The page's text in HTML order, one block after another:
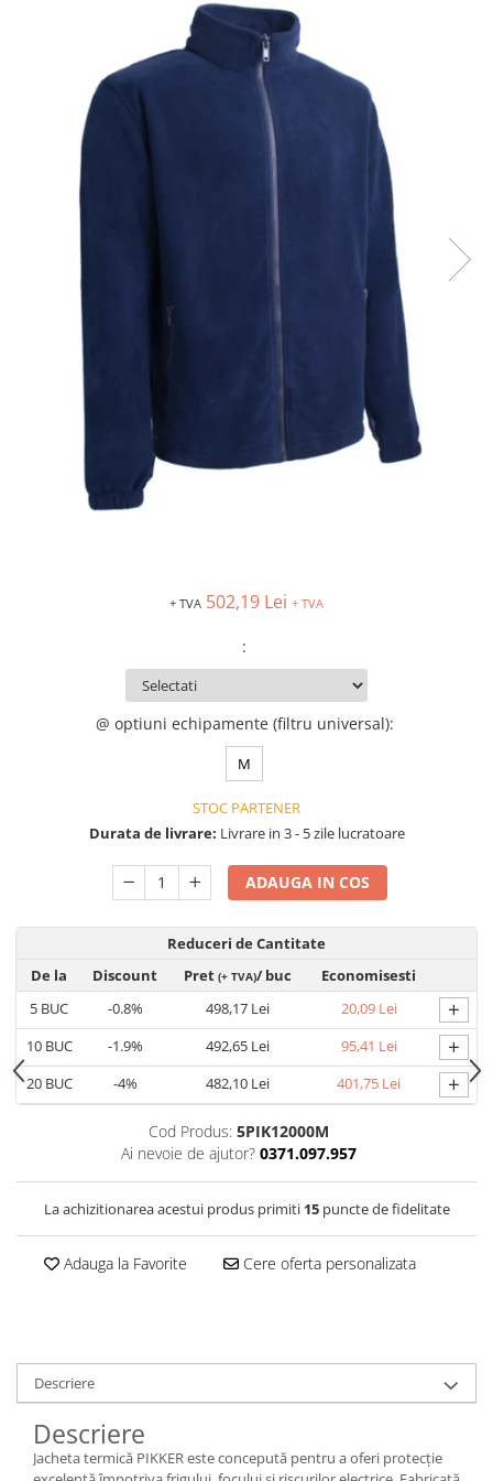
Costume | Combinezoane
Pantaloni Impermeabili
Pelerine | Jachete Impermeabile
Imbracaminte TERMOIZOLANTĂ
Jachete Termoizolante
Pantaloni Termoizolanti
Termoizolante
Veste Termoizolante
Îmbrăcăminte REFLECTORIZANTĂ
Jachete reflectorizante (HI-VIS)
Pantaloni si salopete reflectorizante
Costume reflectorizante (HI-VIS)
Combinezoane Reflectorizante (HI-
Fesuri, capisoane si sepci
Îmbrăcăminte ANTICHIMICĂ |
Pantaloni Antichimici | Multirisc
Îmbrăcăminte IGNIFUGĂ (ANTI-
Jambiere Ignifuge
Cagule | Capisoane Ignifuge
Costume | Combinezoane Ignifuge
Jachete| Bluze Ignifuge
Sorturi ignifuge
ÎNCĂLȚĂMINTE
Pantofi
Pantofi de lucru O1
Pantofi de protecție OB
Pantofi de protecție SB
Pantofi de protecție S2
Pantofi de protecție S3
+ TVA 502,19 Lei + TVA
:
@ optiuni echipamente (filtru universal):
M
STOC PARTENER
Durata de livrare: Livrare in 3 - 5 zile lucratoare
ADAUGA IN COS
Reduceri de Cantitate
De la
Discount Pret (+ TVA)/ buc
Economisesti
5 BUC -0.8% 498,17 Lei 20,09 Lei +
10BUC -1.9% 492,65 Lei 95,41 Lei +
20BUC -4% 482,10 Lei 401,75 Lei +
Cod Produs: 5PIK12000M
Ai nevoie de ajutor? 0371.097.957
La achizitionarea acestui produs primiti 15puncte de fidelitate
Adauga la Favorite Cere oferta personalizata
Descriere
Descriere
Jacheta termică PIKKER este concepută pentru a oferi protecție